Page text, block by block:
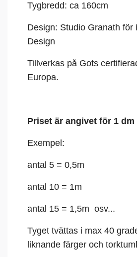
Tygbredd: ca 160cm
Design: Studio Granath för
Design
Tillverkas på Gots
Europa.
Priset är angivet för 1 dm
Exempel:
antal 5 = 0,5m
antal 10 = 1m
antal 15 = 1,5m osv...
Tyget tvättas i max 40
liknande färger och